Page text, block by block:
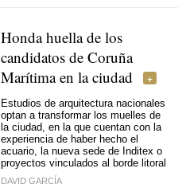
Honda huella de los
candidatos de Coruña
Marítima en la ciudad
Estudios de arquitectura nacionales
optan a transformar los muelles de
la ciudad, en la que cuentan con la
experiencia de haber hecho el
acuario, la nueva sede de Inditex o
proyectos vinculados al borde litoral
DAVID GARCÍA